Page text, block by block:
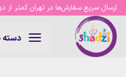
Skip
content
ارسال سریع سفارش‌ها در تهران کمتر از